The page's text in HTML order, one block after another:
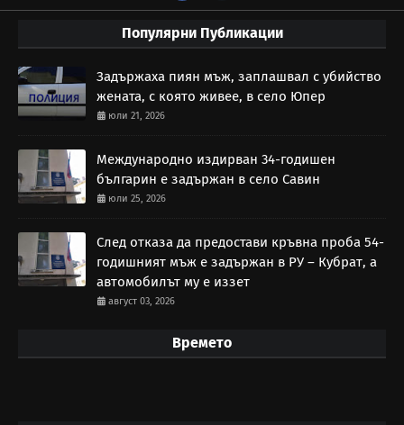
Популярни Публикации
Задържаха пиян мъж, заплашвал с убийство
жената, с която живее, в село Юпер
юли 21, 2026
Международно издирван 34-годишен
българин е задържан в село Савин
юли 25, 2026
След отказа да предостави кръвна проба 54-
годишният мъж е задържан в РУ – Кубрат, а
автомобилът му е иззет
август 03, 2026
Времето